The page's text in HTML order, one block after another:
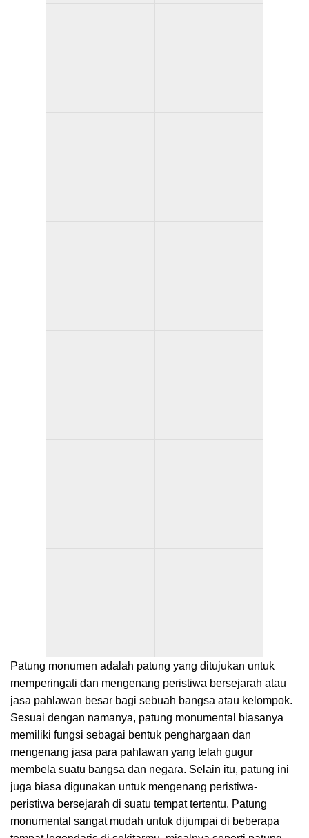
Patung monumen adalah patung yang ditujukan untuk
memperingati dan mengenang peristiwa bersejarah atau
jasa pahlawan besar bagi sebuah bangsa atau kelompok.
Sesuai dengan namanya, patung monumental biasanya
memiliki fungsi sebagai bentuk penghargaan dan
mengenang jasa para pahlawan yang telah gugur
membela suatu bangsa dan negara. Selain itu, patung ini
juga biasa digunakan untuk mengenang peristiwa-
peristiwa bersejarah di suatu tempat tertentu. Patung
monumental sangat mudah untuk dijumpai di beberapa